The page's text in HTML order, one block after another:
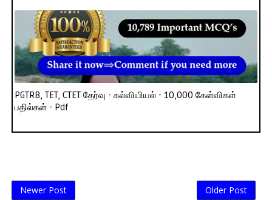
PGTRB, TET, CTET தேர்வு - கல்வியியல் - 10,000 கேள்விகள்
பதில்கள் - Pdf
Newer Post Older Post